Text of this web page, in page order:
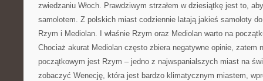
zwiedzaniu Włoch. Prawdziwym strzałem w dziesiątkę jest to,
samolotem. Z polskich miast codziennie latają jakieś samoloty
Rzym i Mediolan. I właśnie Rzym oraz Mediolan warto na
Chociaż akurat Mediolan często zbiera negatywne opinie, zatem
początkowym jest Rzym – jedno z najwspanialszych miast na
zobaczyć Wenecję, która jest bardzo klimatycznym miastem,